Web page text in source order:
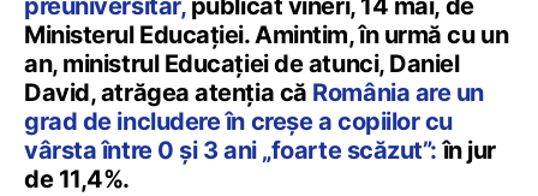
preuniversitar,publicat vineri, 14 mai, de
Ministerul Educației. Amintim, în urmă cu un
an, ministrul Educației de atunci, Daniel
David, atrăgea atenția că România are un
grad de includere în creșe a copiilor cu
vârsta între 0 și 3 ani „foarte scăzut”: în jur
de 11,4%.